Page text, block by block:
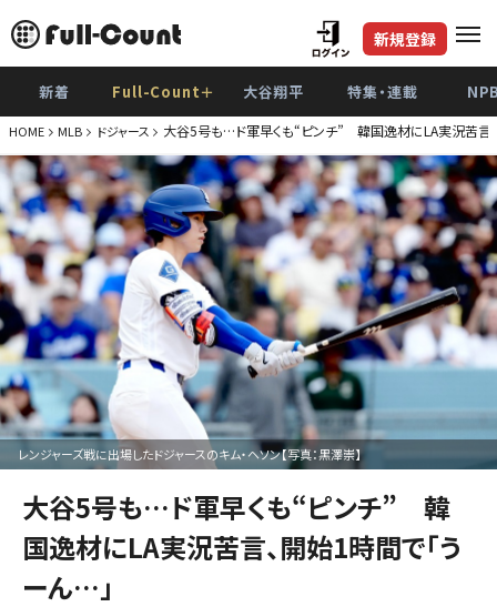
新規登録
新着 Full-Count＋ 大谷翔平 特集・連載
HOME MLB ドジャース 大谷5号も…ド軍早くも“ピンチ” 韓国逸材にLA実況苦言
レンジャーズ戦に出場したドジャースのキム・ヘソン【写真：黒澤崇】
大谷5号も…ド軍早くも“ピンチ” 韓
国逸材にLA実況苦言、開始1時間で「う
ーん…」